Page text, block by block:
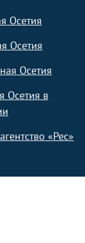
Осетия
Осетия
Осетия
Осетия в
«Рес»